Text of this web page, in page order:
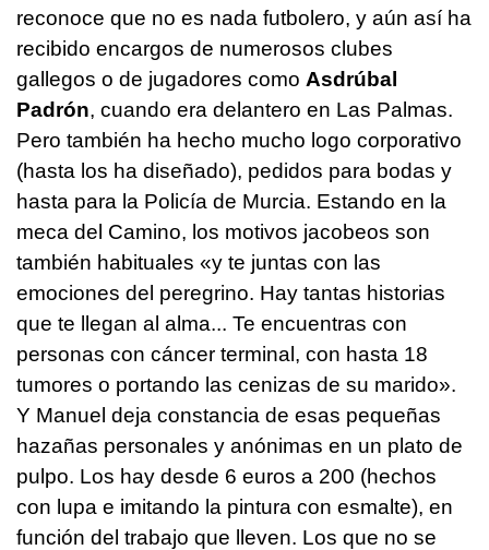
reconoce que no es nada futbolero, y aún así ha
recibido encargos de numerosos clubes
gallegos o de jugadores como Asdrúbal
Padrón, cuando era delantero en Las Palmas.
Pero también ha hecho mucho logo corporativo
(hasta los ha diseñado), pedidos para bodas y
hasta para la Policía de Murcia. Estando en la
meca del Camino, los motivos jacobeos son
también habituales «y te juntas con las
emociones del peregrino. Hay tantas historias
que te llegan al alma... Te encuentras con
personas con cáncer terminal, con hasta 18
tumores o portando las cenizas de su marido».
Y Manuel deja constancia de esas pequeñas
hazañas personales y anónimas en un plato de
pulpo. Los hay desde 6 euros a 200 (hechos
con lupa e imitando la pintura con esmalte), en
función del trabajo que lleven. Los que no se